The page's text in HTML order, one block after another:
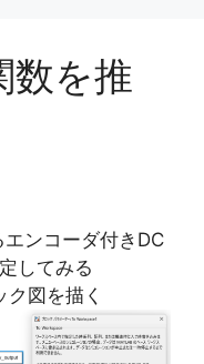
数を推
ンコーダ付きDC
してみる
図を描く